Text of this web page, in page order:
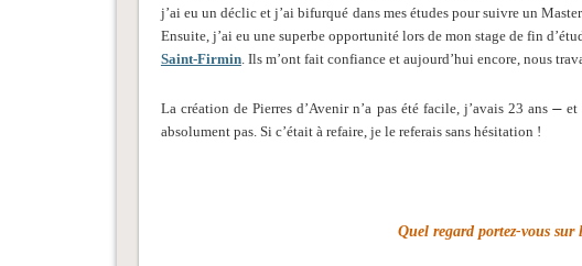
j’ai eu un déclic et j’ai bifurqué dans mes études pour suivre un
Ensuite, j’ai eu une superbe opportunité lors de mon stage de fin
Saint-Firmin. Ils m’ont fait confiance et aujourd’hui encore, nous
La création de Pierres d’Avenir n’a pas été facile, j’avais 23 ans et
absolument pas. Si c’était à refaire, je le referais sans hésitation !
Quel regard portez-vous